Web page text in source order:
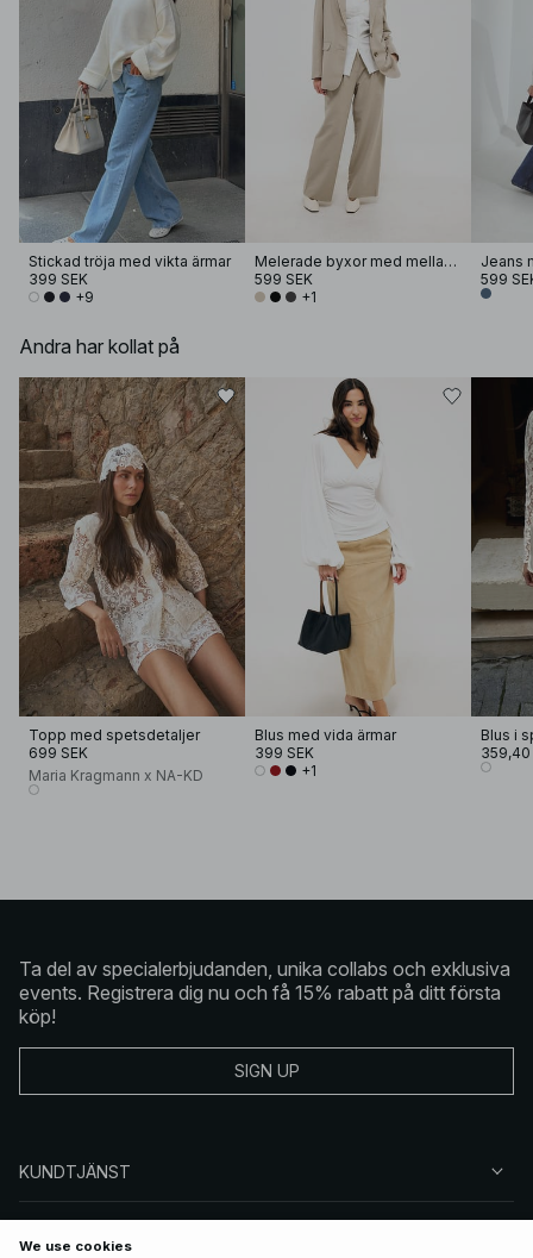
Stickad tröja med vikta ärmar
399 SEK
+9
Melerade byxor med mellanhög midja
599 SEK
+1
599
Andra har kollat på
Topp med spetsdetaljer
699 SEK
Maria Kragmann x NA-KD
Blus med vida ärmar
399 SEK
+1
359,40
Ta del av specialerbjudanden, unika collabs och exklusiva
events. Registrera dig nu och få 15% rabatt på ditt första
köp!
SIGN UP
KUNDTJÄNST